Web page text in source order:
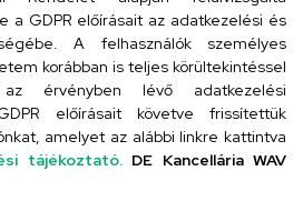
telefonkönyv
a GDPR előírásait az adatkezelési és
A felhasználók személyes
korábban is teljes körültekintéssel
érvényben lévő adatkezelési
előírásait követve frissítettük
amelyet az alábbi linkre kattintva
tájékoztató. DE Kancellária WAV